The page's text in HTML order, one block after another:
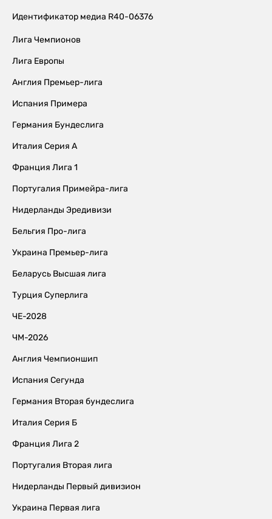
Идентификатор медиа R40-06376
Лига Чемпионов
Лига Европы
Англия Премьер-лига
Испания Примера
Германия Бундеслига
Италия Серия А
Франция Лига 1
Португалия Примейра-лига
Нидерланды Эредивизи
Бельгия Про-лига
Украина Премьер-лига
Беларусь Высшая лига
Турция Суперлига
ЧЕ-2028
ЧМ-2026
Англия Чемпионшип
Испания Сегунда
Германия Вторая бундеслига
Италия Серия Б
Франция Лига 2
Португалия Вторая лига
Нидерланды Первый дивизион
Украина Первая лига